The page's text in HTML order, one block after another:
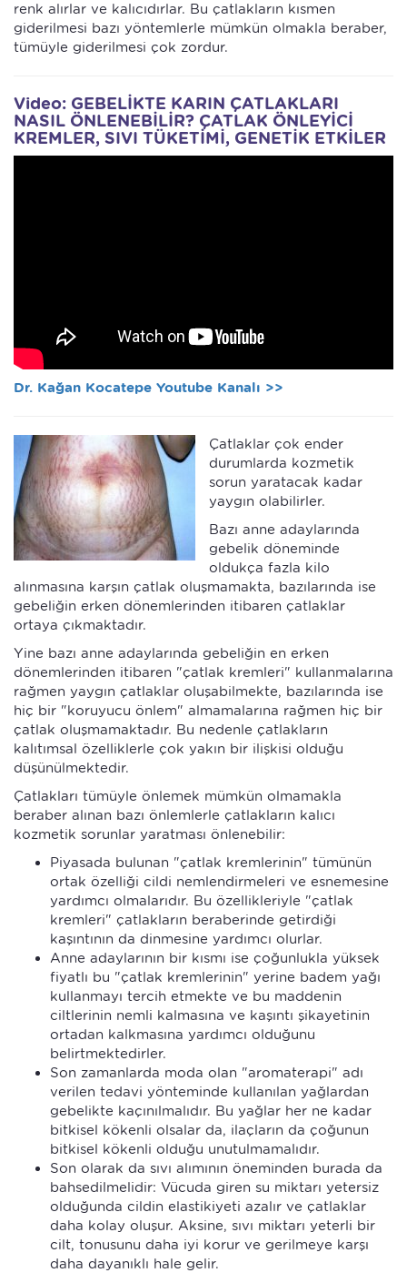
renk alırlar ve kalıcıdırlar. Bu çatlakların kısmen
giderilmesi bazı yöntemlerle mümkün olmakla beraber,
tümüyle giderilmesi çok zordur.
Video: GEBELİKTE KARIN ÇATLAKLARI
NASIL ÖNLENEBİLİR? ÇATLAK ÖNLEYİCİ
KREMLER, SIVI TÜKETİMİ, GENETİK ETKİLER
Dr. Kağan Kocatepe Youtube Kanalı >>
Çatlaklar çok ender
durumlarda kozmetik
sorun yaratacak kadar
yaygın olabilirler.
Bazı anne adaylarında
gebelik döneminde
oldukça fazla kilo
alınmasına karşın çatlak oluşmamakta, bazılarında ise
gebeliğin erken dönemlerinden itibaren çatlaklar
ortaya çıkmaktadır.
Yine bazı anne adaylarında gebeliğin en erken
dönemlerinden itibaren "çatlak kremleri" kullanmalarına
rağmen yaygın çatlaklar oluşabilmekte, bazılarında ise
hiç bir "koruyucu önlem" almamalarına rağmen hiç bir
çatlak oluşmamaktadır. Bu nedenle çatlakların
kalıtımsal özelliklerle çok yakın bir ilişkisi olduğu
düşünülmektedir.
Çatlakları tümüyle önlemek mümkün olmamakla
beraber alınan bazı önlemlerle çatlakların kalıcı
kozmetik sorunlar yaratması önlenebilir:
Piyasada bulunan "çatlak kremlerinin" tümünün
ortak özelliği cildi nemlendirmeleri ve esnemesine
yardımcı olmalarıdır. Bu özellikleriyle "çatlak
kremleri" çatlakların beraberinde getirdiği
kaşıntının da dinmesine yardımcı olurlar.
Anne adaylarının bir kısmı ise çoğunlukla yüksek
fiyatlı bu "çatlak kremlerinin" yerine badem yağı
kullanmayı tercih etmekte ve bu maddenin
ciltlerinin nemli kalmasına ve kaşıntı şikayetinin
ortadan kalkmasına yardımcı olduğunu
belirtmektedirler.
Son zamanlarda moda olan "aromaterapi" adı
verilen tedavi yönteminde kullanılan yağlardan
gebelikte kaçınılmalıdır. Bu yağlar her ne kadar
bitkisel kökenli olsalar da, ilaçların da çoğunun
bitkisel kökenli olduğu unutulmamalıdır.
Son olarak da sıvı alımının öneminden burada da
bahsedilmelidir: Vücuda giren su miktarı yetersiz
olduğunda cildin elastikiyeti azalır ve çatlaklar
daha kolay oluşur. Aksine, sıvı miktarı yeterli bir
cilt, tonusunu daha iyi korur ve gerilmeye karşı
daha dayanıklı hale gelir.